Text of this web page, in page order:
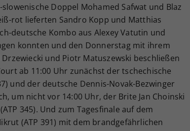
Doppel Mohamed Safwat und Blaz
rot lieferten Sandro Kopp und Matthias
deutsche Kombo aus Alexey Vatutin und
konnten und den Donnerstag mit ihrem
und Piotr Matuszewski beschließen
ab 11:00 Uhr zunächst der tschechische
und der deutsche Dennis-Novak-Bezwinger
um nicht vor 14:00 Uhr, der Brite Jan Choinski
345). Und zum Tagesfinale auf dem
(ATP 391) mit dem brandgefährlichen